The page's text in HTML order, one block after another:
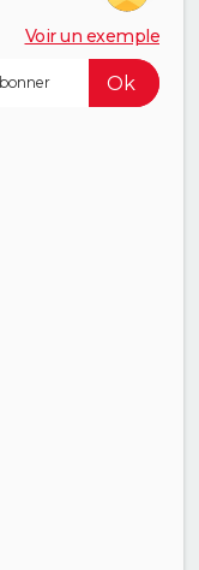
Voir un exemple